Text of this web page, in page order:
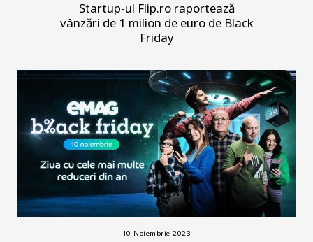
Startup-ul Flip.ro raportează
vânzări de 1 milion de euro de Black
Friday
10 Noiembrie 2023